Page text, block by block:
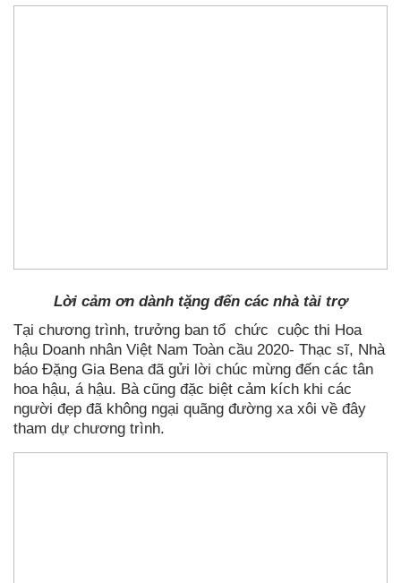
Lời cảm ơn dành tặng đến các nhà tài trợ
Tại chương trình, trưởng ban tổ chức cuộc thi Hoa
hậu Doanh nhân Việt Nam Toàn cầu 2020- Thạc sĩ, Nhà
báo Đặng Gia Bena đã gửi lời chúc mừng đến các tân
hoa hậu, á hậu. Bà cũng đặc biệt cảm kích khi các
người đẹp đã không ngại quãng đường xa xôi về đây
tham dự chương trình.